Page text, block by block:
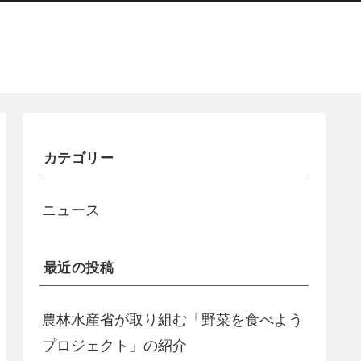
カテゴリー
ニュース
最近の投稿
農林水産省が取り組む「野菜を食べよう
プロジェクト」の紹介